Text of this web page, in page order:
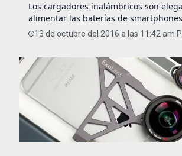
Los cargadores inalámbricos son
alimentar las baterías de
elimina esa desventaja. Se llama
13 de octubre del 2016 a las 11:42 am